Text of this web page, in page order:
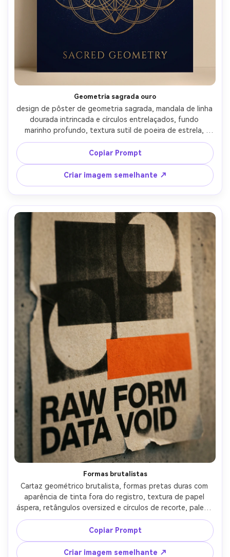
Geometria sagrada ouro
design de pôster de geometria sagrada, mandala de linha
dourada intrincada e círculos entrelaçados, fundo
marinho profundo, textura sutil de poeira de estrela,
composição simétrica, área de título mínima elegante,
sensação de impressão de folha premium, linhas vetoriais
nítidas, humor calmo e místico, iluminação
cinematográfica suave-AR 4:5
Copiar Prompt
Criar imagem semelhante ↗
Formas brutalistas
Cartaz geométrico brutalista, formas pretas duras com
aparência de tinta fora do registro, textura de papel
áspera, retângulos oversized e círculos de recorte, paleta
monocromática mínima com um sotaque laranja de aviso,
substituição de bloco tipográfico negrito, energia de
design editorial bruto, lente de 85mm, profundidade de
campo rasa, iluminação cinematográfica suave-AR 4:5
Copiar Prompt
Criar imagem semelhante ↗
Crie imagens com
IA sem limites.
100% grátis!
Comece Grátis →